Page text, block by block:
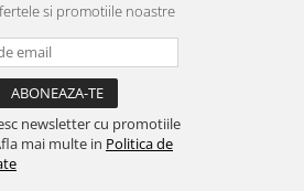
si promotiile noastre
newsletter cu promotiile
mai multe in Politica de